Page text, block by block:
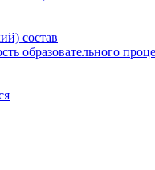
состав
образовательного